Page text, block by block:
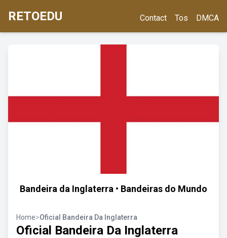
RETOEDU Contact Tos DMCA
Bandeira da Inglaterra • Bandeiras do Mundo
Home>Oficial Bandeira Da Inglaterra
Oficial Bandeira Da Inglaterra